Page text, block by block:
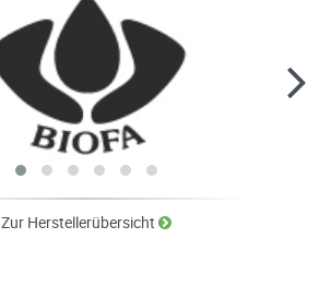
Zur Herstellerübersicht